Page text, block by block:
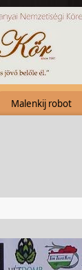
Malenkij robot